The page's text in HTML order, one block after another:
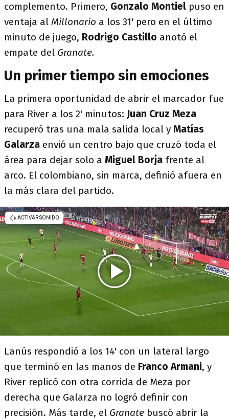
complemento. Primero, Gonzalo Montiel puso en
ventaja al Millonario a los 31' pero en el último
minuto de juego, Rodrigo Castillo anotó el
empate del Granate.
Un primer tiempo sin emociones
La primera oportunidad de abrir el marcador fue
para River a los 2' minutos: Juan Cruz Meza
recuperó tras una mala salida local y Matías
Galarza envió un centro bajo que cruzó toda el
área para dejar solo a Miguel Borja frente al
arco. El colombiano, sin marca, definió afuera en
la más clara del partido.
Lanús respondió a los 14' con un lateral largo
que terminó en las manos de Franco Armani, y
River replicó con otra corrida de Meza por
derecha que Galarza no logró definir con
precisión. Más tarde, el Granate buscó abrir la